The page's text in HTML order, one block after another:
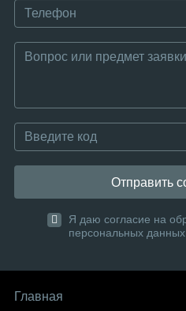
Отправить
Я даю согласие на
персональных данных
Главная